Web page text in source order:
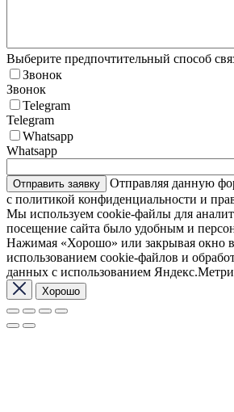
Выберите предпочтительный способ
Звонок
Звонок
Telegram
Telegram
Whatsapp
Whatsapp
Отправляя данную
с политикой конфиденциальности и
Мы используем cookie-файлы для
посещение сайта было удобным и
Нажимая «Хорошо» или закрывая окно
использованием cookie-файлов и
данных с использованием
Хорошо